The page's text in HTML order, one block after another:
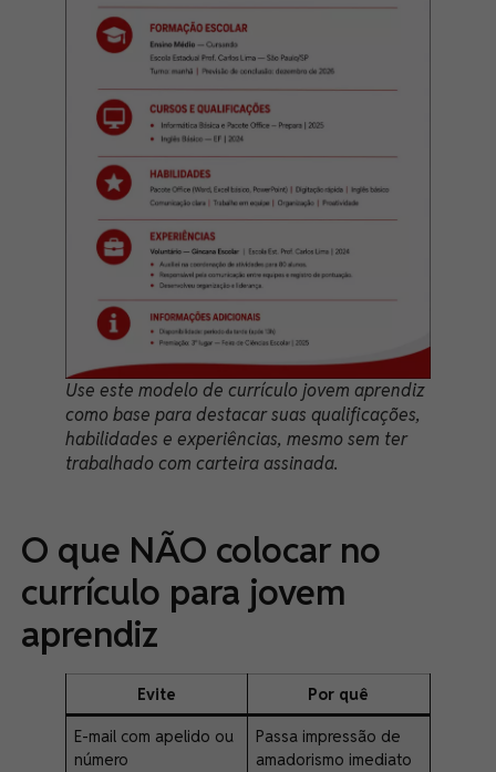
Use este modelo de currículo jovem aprendiz
como base para destacar suas qualificações,
habilidades e experiências, mesmo sem ter
trabalhado com carteira assinada.
O que NÃO colocar no
currículo para jovem
aprendiz
Evite
Por quê
E-mail com apelido ou
número
Passa impressão de
amadorismo imediato